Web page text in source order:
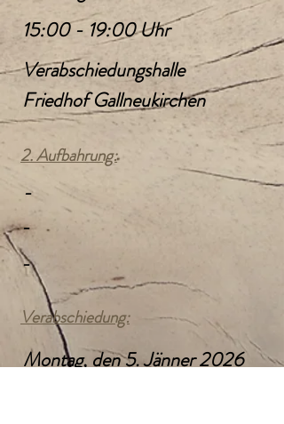
15:00 - 19:00 Uhr
Verabschiedungshalle
Friedhof Gallneukirchen
2. Aufbahrung:
-
-
-
Verabschiedung:
Montag, den 5. Jänner 2026